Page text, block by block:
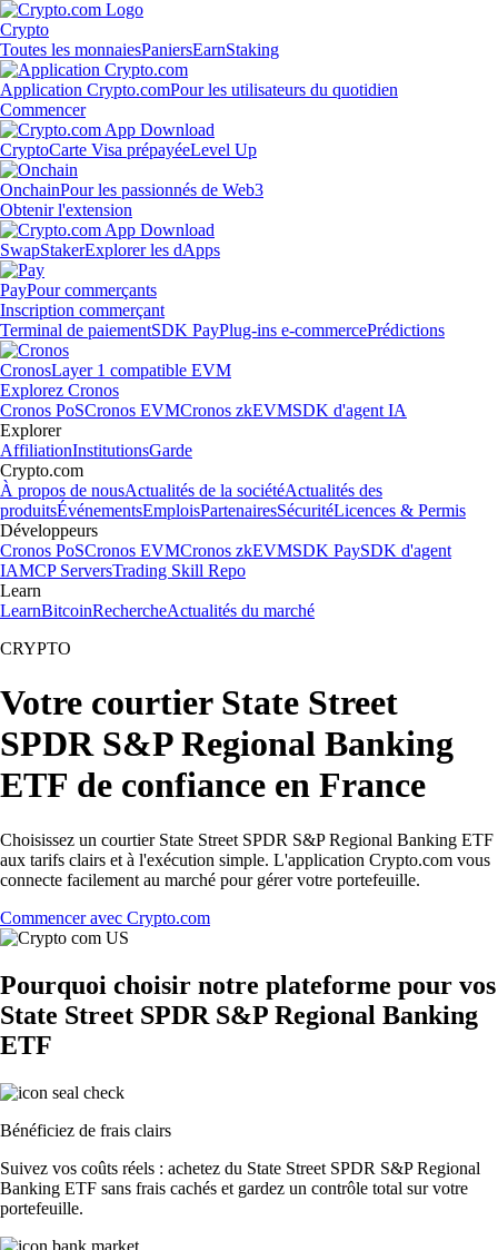
Crypto
Toutes les monnaiesPaniersEarnStaking
Application Crypto.comPour les utilisateurs du quotidien
Commencer
CryptoCarte Visa prépayéeLevel Up
OnchainPour les passionnés de Web3
Obtenir l'extension
SwapStakerExplorer les dApps
PayPour commerçants
Inscription commerçant
Terminal de paiementSDK PayPlug-ins e-commercePrédictions
CronosLayer 1 compatible EVM
Explorez Cronos
Cronos PoSCronos EVMCronos zkEVMSDK d'agent IA
Explorer
AffiliationInstitutionsGarde
Crypto.com
À propos de nousActualités de la sociétéActualités des
produitsÉvénementsEmploisPartenairesSécuritéLicences & Permis
Développeurs
Cronos PoSCronos EVMCronos zkEVMSDK PaySDK d'agent
IAMCP ServersTrading Skill Repo
Learn
LearnBitcoinRechercheActualités du marché
CRYPTO
Votre courtier State Street
SPDR S&P Regional Banking
ETF de confiance en France
Choisissez un courtier State Street SPDR S&P Regional Banking ETF
aux tarifs clairs et à l'exécution simple. L'application Crypto.com vous
connecte facilement au marché pour gérer votre portefeuille.
Commencer avec Crypto.com
Pourquoi choisir notre plateforme pour vos
State Street SPDR S&P Regional Banking
ETF
Bénéficiez de frais clairs
Suivez vos coûts réels : achetez du State Street SPDR S&P Regional
Banking ETF sans frais cachés et gardez un contrôle total sur votre
portefeuille.